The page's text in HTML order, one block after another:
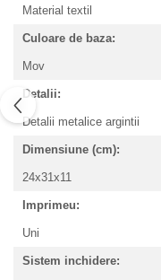
Material textil
Culoare de baza:
Mov
Detalii:
Detalii metalice argintii
Dimensiune (cm):
24x31x11
Imprimeu:
Uni
Sistem inchidere: